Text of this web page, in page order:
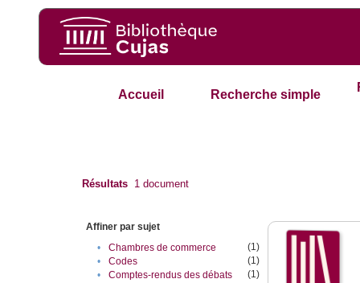
Accueil Recherche simple
Résultats 1 document
Affiner par sujet
•
Chambres de commerce
(1)
•
Codes
(1)
•
Comptes-rendus des débats
(1)